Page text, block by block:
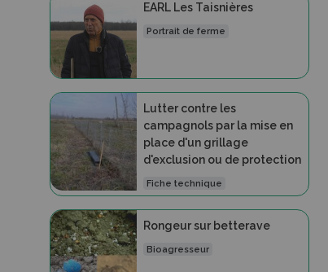
EARL Les Taisnières
Portrait de ferme
Lutter contre les
campagnols par la mise en
place d'un grillage
d'exclusion ou de protection
Fiche technique
Rongeur sur betterave
Bioagresseur